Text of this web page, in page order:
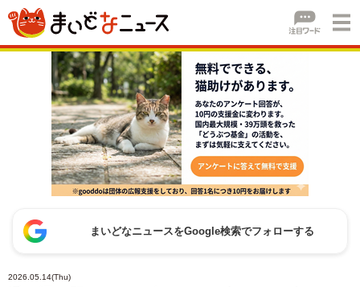
まいどなニュースをGoogle検索でフォローする
2026.05.14(Thu)